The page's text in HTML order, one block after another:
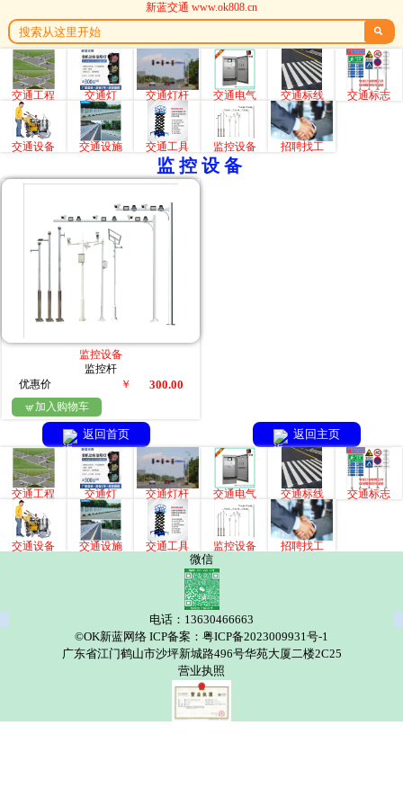
新蓝交通 www.ok808.cn

交通工程 交通灯 交通灯杆 交通电气 交通标线 交通标志
交通设备 交通设施 交通工具 监控设备 招聘找工
监控设备
监控设备
监控杆
优惠价
￥ 300.00
加入购物车
返回首页 返回主页
交通工程 交通灯 交通灯杆 交通电气 交通标线 交通标志
交通设备 交通设施 交通工具 监控设备 招聘找工
微信
电话：13630466663
©OK新蓝网络 ICP备案：粤ICP备2023009931号-1
广东省江门鹤山市沙坪新城路496号华苑大厦二楼2C25
营业执照